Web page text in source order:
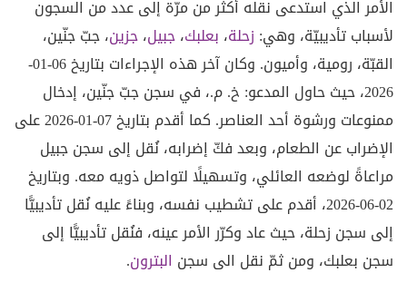
الأمر الذي استدعى نقله أكثر من مرّة إلى عدد من السجون
لأسباب تأديبيّة، وهي: زحلة، بعلبك،جبيل،جزين، جبّ جنّين،
القبّة، رومية، وأميون. وكان آخر هذه الإجراءات بتاريخ 06-01-
2026، حيث حاول المدعو: خ. م.، في سجن جبّ جنّين، إدخال
ممنوعات ورشوة أحد العناصر. كما أقدم بتاريخ 07-01-2026 على
الإضراب عن الطعام، وبعد فكّ إضرابه، نُقل إلى سجن جبيل
مراعاةً لوضعه العائلي، وتسهيلًا لتواصل ذويه معه. وبتاريخ
02-06-2026، أقدم على تشطيب نفسه، وبناءً عليه نُقل تأديبيًّا
إلى سجن زحلة، حيث عاد وكرّر الأمر عينه، فنُقل تأديبيًّا إلى
سجن بعلبك، ومن ثمّ نقل الى سجن البترون.